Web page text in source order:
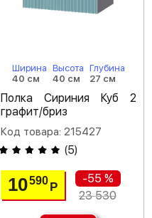
Ширина
40 см
Высота
40 см
Глубина
27 см
Полка Сириния Куб 2
графит/бриз
Код товара: 215427
(5)
10590 Р
-55 %
23 530